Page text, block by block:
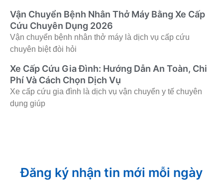
Vận Chuyển Bệnh Nhân Thở Máy Bằng Xe Cấp
Cứu Chuyên Dụng 2026
Vận chuyển bệnh nhân thở máy là dịch vụ cấp cứu
chuyên biệt đòi hỏi
Xe Cấp Cứu Gia Đình: Hướng Dẫn An Toàn, Chi
Phí Và Cách Chọn Dịch Vụ
Xe cấp cứu gia đình là dịch vụ vận chuyển y tế chuyên
dụng giúp
Đăng ký nhận tin mới mỗi ngày